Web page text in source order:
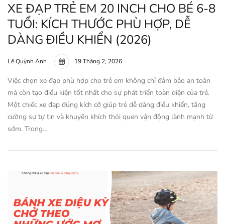
XE ĐẠP TRẺ EM 20 INCH CHO BÉ 6-8
TUỔI: KÍCH THƯỚC PHÙ HỢP, DỄ
DÀNG ĐIỀU KHIỂN (2026)
Lê Quỳnh Anh 19 Tháng 2, 2026
Việc chọn xe đạp phù hợp cho trẻ em không chỉ đảm bảo an toàn
mà còn tạo điều kiện tốt nhất cho sự phát triển toàn diện của trẻ.
Một chiếc xe đạp đúng kích cỡ giúp trẻ dễ dàng điều khiển, tăng
cường sự tự tin và khuyến khích thói quen vận động lành mạnh từ
sớm. Trong…